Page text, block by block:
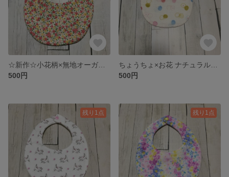
500円
500円
残り1点 残り1点